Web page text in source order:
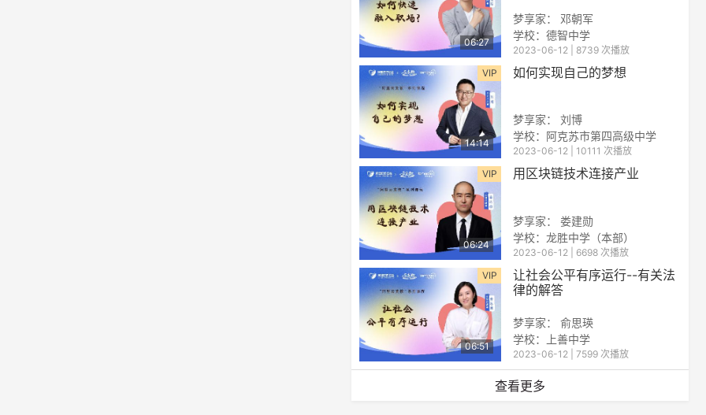
06:27
梦享家： 邓朝军
学校：德智中学
2023-06-12 | 8739 次播放
VIP
14:14
如何实现自己的梦想
梦享家： 刘博
学校：阿克苏市第四高级中学
2023-06-12 | 10111 次播放
VIP
06:24
用区块链技术连接产业
梦享家： 娄建勋
学校：龙胜中学（本部）
2023-06-12 | 6698 次播放
VIP
06:51
让社会公平有序运行--有关法
律的解答
梦享家： 俞思瑛
学校：上善中学
2023-06-12 | 7599 次播放
查看更多